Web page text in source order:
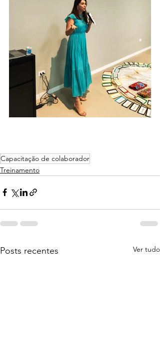
Capacitação de colaborador
Treinamento
Posts recentes Ver tudo